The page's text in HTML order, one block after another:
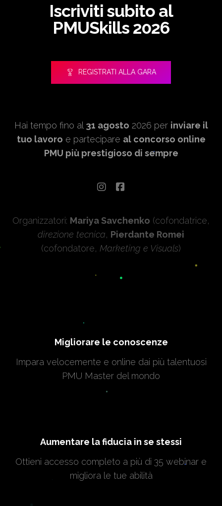
Iscriviti subito al
PMUSkills 2026
REGISTRATI ALLA GARA
Hai tempo fino al 31 agosto 2026 per inviare il
tuo lavoro e partecipare al concorso online
PMU più prestigioso di sempre
Organizzatori: Mariya Savchenko (cofondatrice,
direzione tecnica, Pierdante Romei
(cofondatore, Marketing e Visuals)
Migliorare le conoscenze
Impara velocemente e online dai più talentuosi
PMU Master del mondo
Aumentare la fiducia in se stessi
Ottieni accesso completo a più di 35 webinar e
migliora le tue abilità